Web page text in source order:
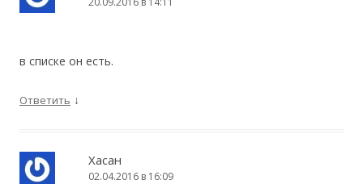
в списке он есть.
Ответить ↓
Хасан
02.04.2016 в 16:09